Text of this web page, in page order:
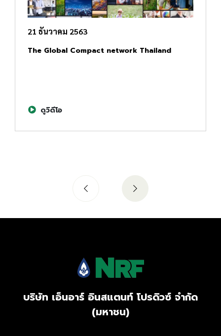
21 ธันวาคม 2563
The Global Compact network Thailand
ดูวิดีโอ
บริษัท เอ็นอาร์ อินสแตนท์ โปรดิวซ์ จำกัด
(มหาชน)